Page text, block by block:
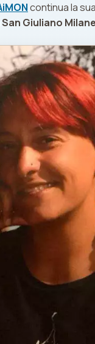
continua la
San Giuliano